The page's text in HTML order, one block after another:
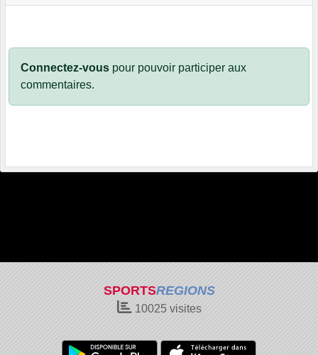
Connectez-vous pour pouvoir participer aux
commentaires.
SPORTSREGIONS
10025visites